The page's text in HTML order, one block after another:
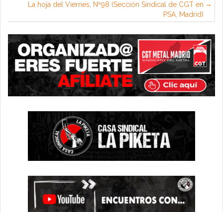
La hoja del Viernes, Nº98 (Sección Sindical de CGT en
PSA, Madrid)